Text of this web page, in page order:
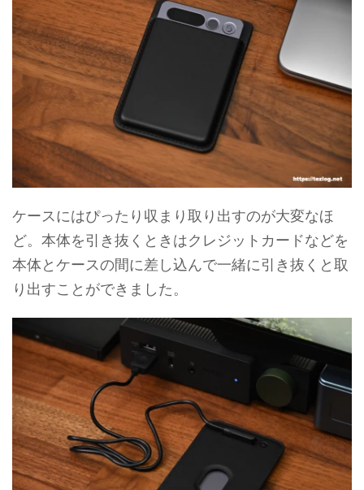
ケースにはぴったり収まり取り出すのが大変なほ
ど。本体を引き抜くときはクレジットカードなどを
本体とケースの間に差し込んで一緒に引き抜くと取
り出すことができました。